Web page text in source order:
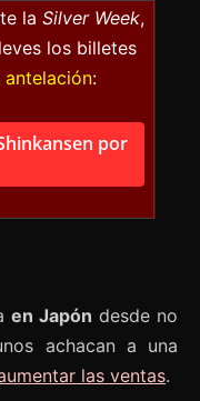
laSilver Week,
los billetes
:
por
en Japón desde no
achacan a una
las ventas.